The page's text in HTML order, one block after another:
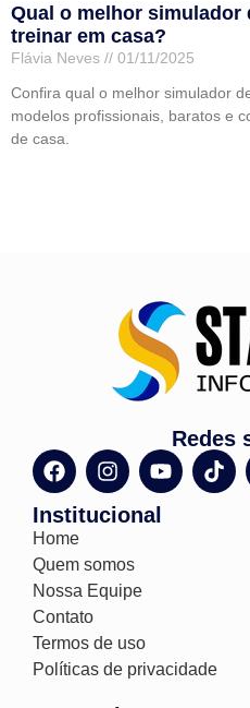
Qual o melhor simulador
treinar em casa?
Flávia Neves
01/11/2025
Confira qual o melhor simulador
modelos profissionais, baratos e
de casa.
Redes
Institucional
Home
Quem somos
Nossa Equipe
Contato
Termos de uso
Políticas de privacidade